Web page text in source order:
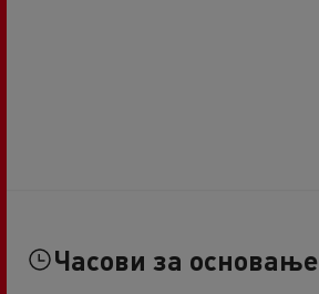
Часови за основање